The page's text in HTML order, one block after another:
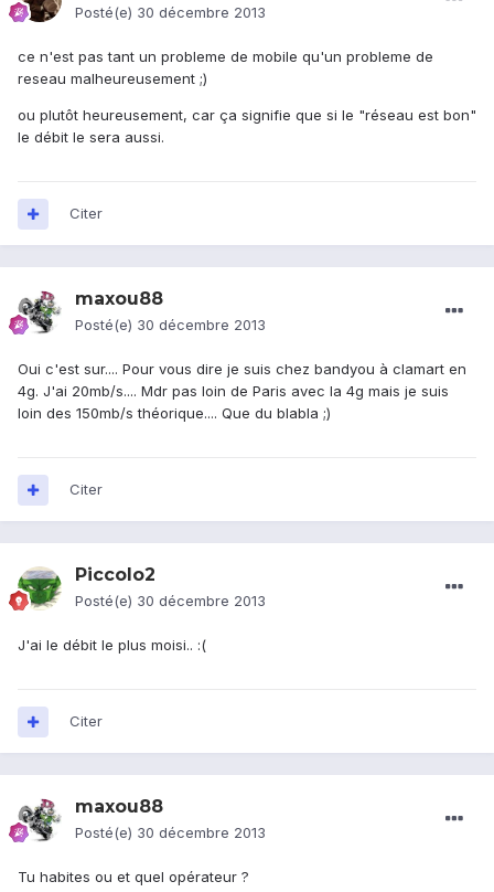
Posté(e) 30 décembre 2013
ce n'est pas tant un probleme de mobile qu'un probleme de
reseau malheureusement ;)
ou plutôt heureusement, car ça signifie que si le "réseau est bon"
le débit le sera aussi.
Citer
maxou88
Posté(e) 30 décembre 2013
Oui c'est sur.... Pour vous dire je suis chez bandyou à clamart en
4g. J'ai 20mb/s.... Mdr pas loin de Paris avec la 4g mais je suis
loin des 150mb/s théorique.... Que du blabla ;)
Citer
Piccolo2
Posté(e) 30 décembre 2013
J'ai le débit le plus moisi.. :(
Citer
maxou88
Posté(e) 30 décembre 2013
Tu habites ou et quel opérateur ?